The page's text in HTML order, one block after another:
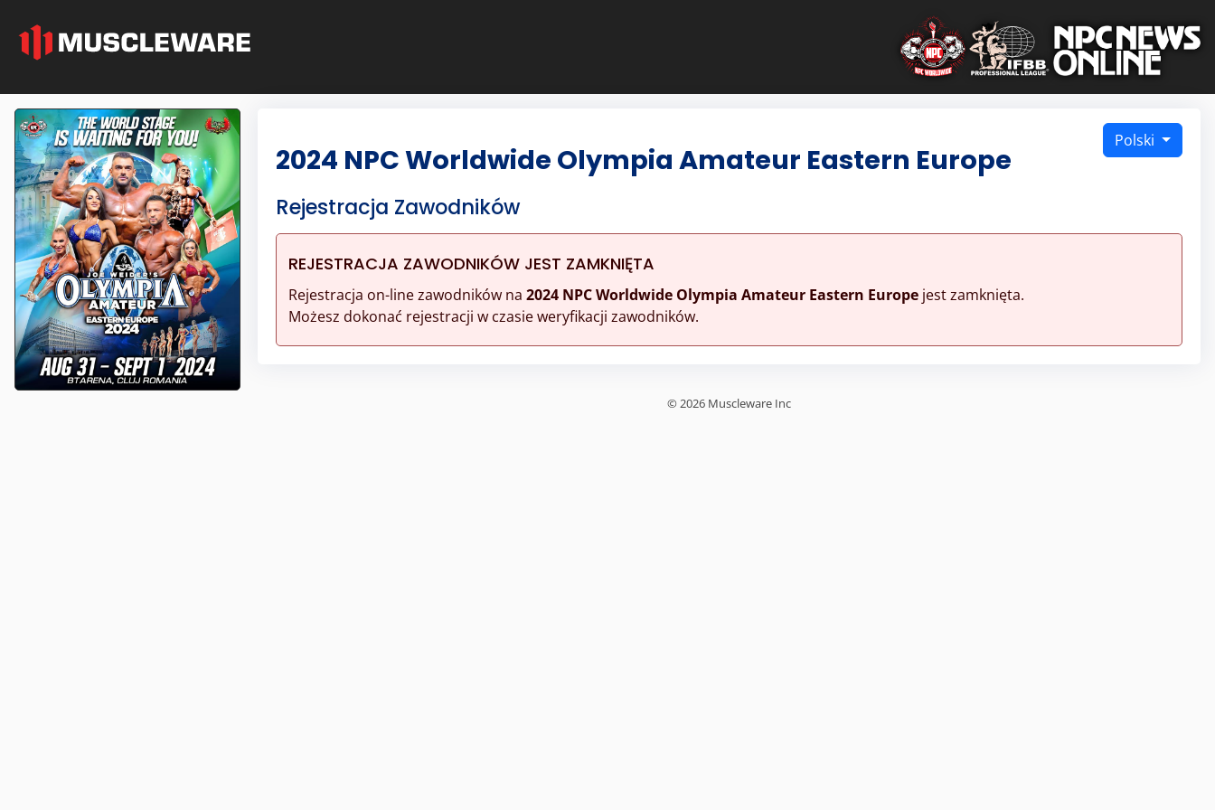
Polski
2024 NPC Worldwide Olympia Amateur Eastern Europe
Rejestracja Zawodników
REJESTRACJA ZAWODNIKÓW JEST ZAMKNIĘTA
Rejestracja on-line zawodników na 2024 NPC Worldwide Olympia Amateur Eastern Europejest zamknięta.
Możesz dokonać rejestracji w czasie weryfikacji zawodników.
© 2026 Muscleware Inc